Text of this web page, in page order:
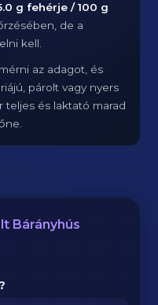
g fehérje / 100 g
de a
kell.
az adagot, és
párolt vagy nyers
és laktató marad
Bárányhús